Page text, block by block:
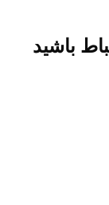
باشید